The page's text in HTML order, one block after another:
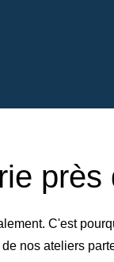
près
C'est
nos ateliers